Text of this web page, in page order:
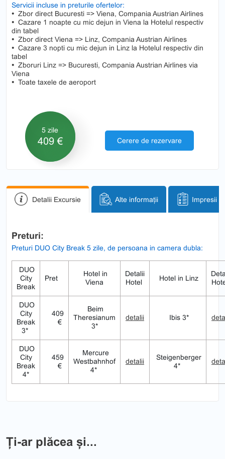
Servicii incluse in preturile ofertelor:
• Zbor direct Bucuresti => Viena, Compania Austrian Airlines
• Cazare 1 noapte cu mic dejun in Viena la Hotelul respectiv
din tabel
• Zbor direct Viena => Linz, Compania Austrian Airlines
• Cazare 3 nopti cu mic dejun in Linz la Hotelul respectiv din
tabel
• Zboruri Linz => Bucuresti, Compania Austrian Airlines via
Viena
• Toate taxele de aeroport
5 zile
409 € Cerere de rezervare
Detalii Excursie Alte informații Impresii
Preturi:
Preturi DUO City Break 5 zile, de persoana in camera dubla:
DUO
City
Break
Pret
Hotel in
Viena
Detalii
Hotel
Hotel in Linz
DUO
City
Break
3*
409
€
Beim
Theresianum
3*
detalii Ibis 3*
DUO
City
Break
4*
459
€
Mercure
Westbahnhof
4*
detalii
Steigenberger
4*
Ți-ar plăcea și...